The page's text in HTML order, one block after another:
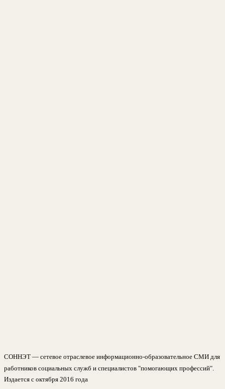
СОННЭТ — сетевое отраслевое информационно-образовательное СМИ для
работников социальных служб и специалистов "помогающих профессий".
Издается с октября 2016 года